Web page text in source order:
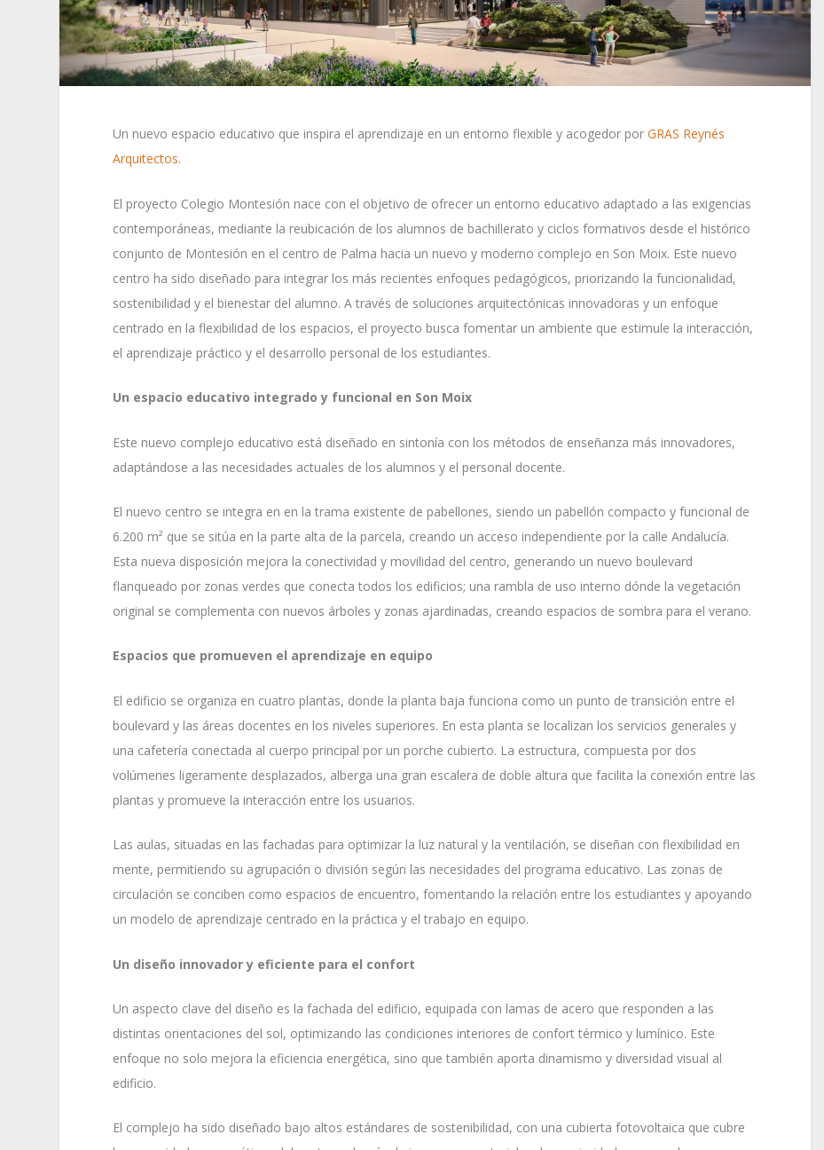
Un nuevo espacio educativo que inspira el aprendizaje en un entorno flexible y acogedor porGRAS Reynés
Arquitectos.
El proyecto Colegio Montesión nace con el objetivo de ofrecer un entorno educativo adaptado a las exigencias
contemporáneas, mediante la reubicación de los alumnos de bachillerato y ciclos formativos desde el histórico
conjunto de Montesión en el centro de Palma hacia un nuevo y moderno complejo en Son Moix. Este nuevo
centro ha sido diseñado para integrar los más recientes enfoques pedagógicos, priorizando la funcionalidad,
sostenibilidad y el bienestar del alumno. A través de soluciones arquitectónicas innovadoras y un enfoque
centrado en la flexibilidad de los espacios, el proyecto busca fomentar un ambiente que estimule la interacción,
el aprendizaje práctico y el desarrollo personal de los estudiantes.
Un espacio educativo integrado y funcional en Son Moix
Este nuevo complejo educativo está diseñado en sintonía con los métodos de enseñanza más innovadores,
adaptándose a las necesidades actuales de los alumnos y el personal docente.
El nuevo centro se integra en en la trama existente de pabellones, siendo un pabellón compacto y funcional de
6.200 m² que se sitúa en la parte alta de la parcela, creando un acceso independiente por la calle Andalucía.
Esta nueva disposición mejora la conectividad y movilidad del centro, generando un nuevo boulevard
flanqueado por zonas verdes que conecta todos los edificios; una rambla de uso interno dónde la vegetación
original se complementa con nuevos árboles y zonas ajardinadas, creando espacios de sombra para el verano.
Espacios que promueven el aprendizaje en equipo
El edificio se organiza en cuatro plantas, donde la planta baja funciona como un punto de transición entre el
boulevard y las áreas docentes en los niveles superiores. En esta planta se localizan los servicios generales y
una cafetería conectada al cuerpo principal por un porche cubierto. La estructura, compuesta por dos
volúmenes ligeramente desplazados, alberga una gran escalera de doble altura que facilita la conexión entre las
plantas y promueve la interacción entre los usuarios.
Las aulas, situadas en las fachadas para optimizar la luz natural y la ventilación, se diseñan con flexibilidad en
mente, permitiendo su agrupación o división según las necesidades del programa educativo. Las zonas de
circulación se conciben como espacios de encuentro, fomentando la relación entre los estudiantes y apoyando
un modelo de aprendizaje centrado en la práctica y el trabajo en equipo.
Un diseño innovador y eficiente para el confort
Un aspecto clave del diseño es la fachada del edificio, equipada con lamas de acero que responden a las
distintas orientaciones del sol, optimizando las condiciones interiores de confort térmico y lumínico. Este
enfoque no solo mejora la eficiencia energética, sino que también aporta dinamismo y diversidad visual al
edificio.
El complejo ha sido diseñado bajo altos estándares de sostenibilidad, con una cubierta fotovoltaica que cubre